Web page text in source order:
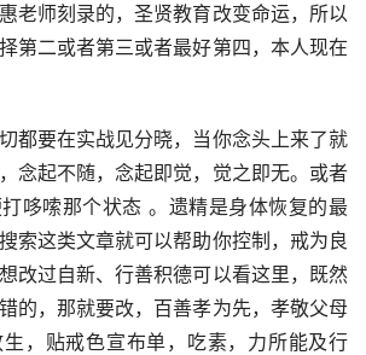
老师刻录的，圣贤教育改变命运，所以
第二或者第三或者最好第四，本人现在
都要在实战见分晓，当你念头上来了就
念起不随，念起即觉，觉之即无。或者
哆嗦那个状态 。遗精是身体恢复的最
索这类文章就可以帮助你控制，戒为良
改过自新、行善积德可以看这里，既然
的，那就要改，百善孝为先，孝敬父母
，贴戒色宣布单，吃素，力所能及行